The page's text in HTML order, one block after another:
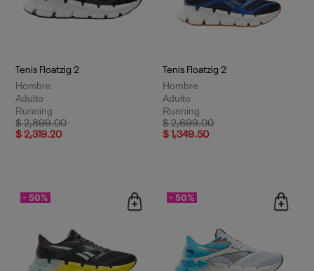
Tenis Floatzig 2
Hombre
Adulto
Running
Price reduced from
$ 2,899.00to
$ 2,319.20
Tenis Floatzig 2
Hombre
Adulto
Running
Price reduced from
$ 2,699.00to
$ 1,349.50
- 50% - 50%